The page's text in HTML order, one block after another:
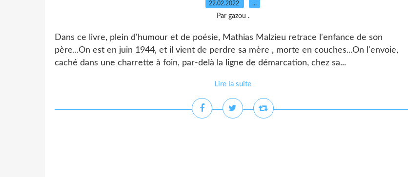
22.02.2022 …
Par gazou .
Dans ce livre, plein d'humour et de poésie, Mathias Malzieu retrace l'enfance de son
père...On est en juin 1944, et il vient de perdre sa mère , morte en couches...On l'envoie,
caché dans une charrette à foin, par-delà la ligne de démarcation, chez sa...
Lire la suite